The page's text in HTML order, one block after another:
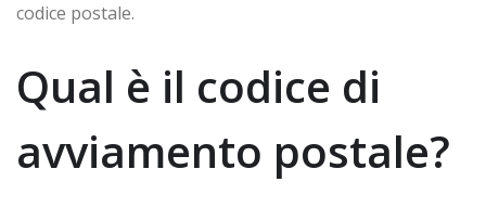
codice postale.
Qual è il codice di
avviamento postale?